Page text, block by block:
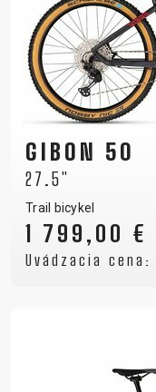
GIBON 50
27.5"
Trail bicykel
1 799,00 €
Uvádzacia cena: